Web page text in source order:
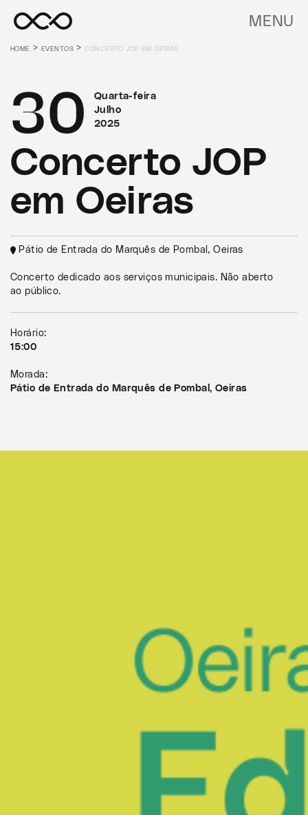
MENU
HOME >EVENTOS >CONCERTO JOP EM OEIRAS
Quarta-feira
Julho
2025
30
Concerto JOP
em Oeiras
Pátio de Entrada do Marquês de Pombal, Oeiras
Concerto dedicado aos serviços municipais. Não aberto
ao público.
Horário:
15:00
Morada:
Pátio de Entrada do Marquês de Pombal, Oeiras